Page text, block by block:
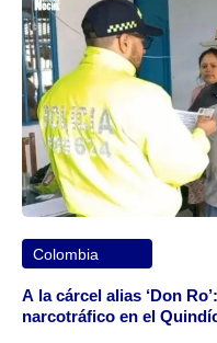
Colombia
A la cárcel alias ‘Don
narcotráfico en el